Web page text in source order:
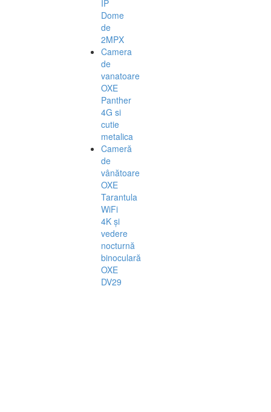
IP
Dome
de
2MPX
Camera
de
vanatoare
OXE
Panther
4G si
cutie
metalica
Cameră
de
vânătoare
OXE
Tarantula
WiFi
4K și
vedere
nocturnă
binoculară
OXE
DV29